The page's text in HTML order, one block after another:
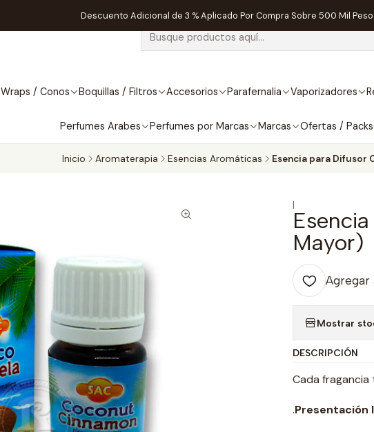
Wraps / Conos Boquillas / Filtros Accesorios Parafernalia Vaporizadores
Perfumes Arabes Perfumes por Marcas Marcas Ofertas / Packs
Descuento Adicional de 3 % Aplicado Por Compra Sobre 500 Mil
Inicio Aromaterapia Esencias Aromáticas Esencia para Difusor
|
Mayor)
Agregar
Mostrar
DESCRIPCIÓN
Cada fragancia
.Presentación